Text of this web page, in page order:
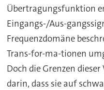
Übertragungsfunktion
Eingangs-/Aus-
Frequenzdomäne
Trans-for-ma-tionen
Doch die Grenzen
darin, dass sie auf